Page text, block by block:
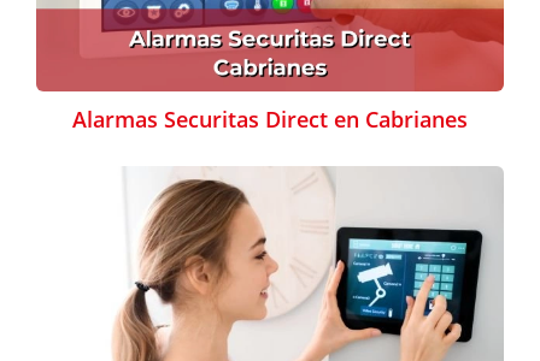
Alarmas Securitas Direct en Cabrianes